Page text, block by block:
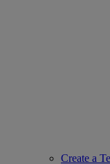
Create a